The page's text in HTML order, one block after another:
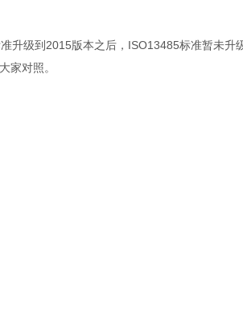
级到2015版本之后，ISO13485标准暂未
家对照。